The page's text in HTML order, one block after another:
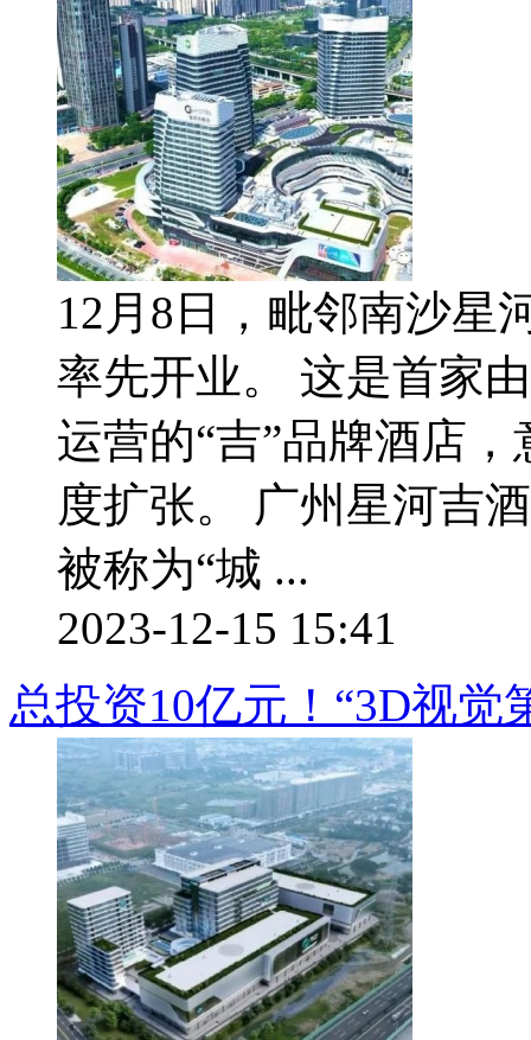
12月8日，毗邻南沙星
率先开业。 这是首家
运营的“吉”品牌酒店
度扩张。 广州星河吉
被称为“城 ...
2023-12-15 15:41
总投资10亿元！“3D视觉